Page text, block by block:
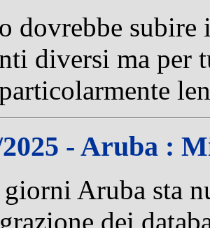
dovrebbe
diversi ma per
- Aruba :
Aruba sta
dei